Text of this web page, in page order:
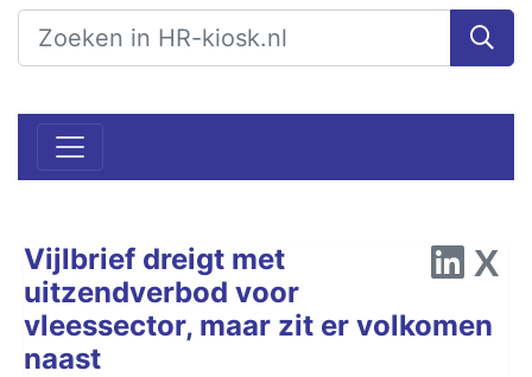
Vijlbrief dreigt met
uitzendverbod voor
vleessector, maar zit er volkomen
naast